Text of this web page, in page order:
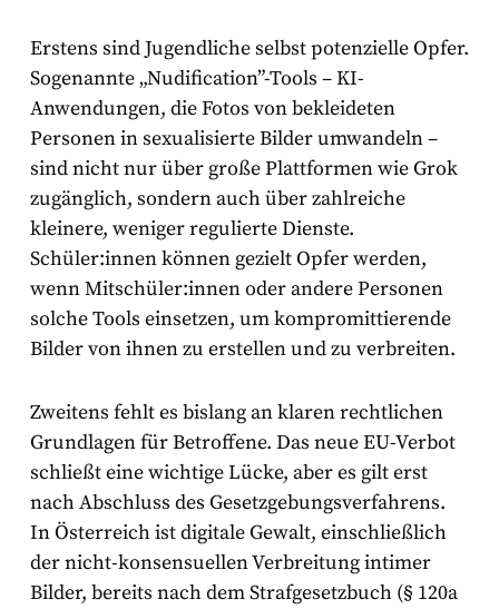
Erstens sind Jugendliche selbst potenzielle Opfer.
Sogenannte „Nudification”-Tools – KI-
Anwendungen, die Fotos von bekleideten
Personen in sexualisierte Bilder umwandeln –
sind nicht nur über große Plattformen wie Grok
zugänglich, sondern auch über zahlreiche
kleinere, weniger regulierte Dienste.
Schüler:innen können gezielt Opfer werden,
wenn Mitschüler:innen oder andere Personen
solche Tools einsetzen, um kompromittierende
Bilder von ihnen zu erstellen und zu verbreiten.
Zweitens fehlt es bislang an klaren rechtlichen
Grundlagen für Betroffene. Das neue EU-Verbot
schließt eine wichtige Lücke, aber es gilt erst
nach Abschluss des Gesetzgebungsverfahrens.
In Österreich ist digitale Gewalt, einschließlich
der nicht-konsensuellen Verbreitung intimer
Bilder, bereits nach dem Strafgesetzbuch (§ 120a